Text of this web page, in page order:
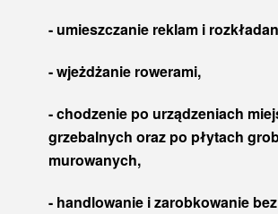
- umieszczanie reklam i
- wjeżdżanie rowerami,
- chodzenie po urządzeniach
grzebalnych oraz po płytach
murowanych,
- handlowanie i zarobkowanie